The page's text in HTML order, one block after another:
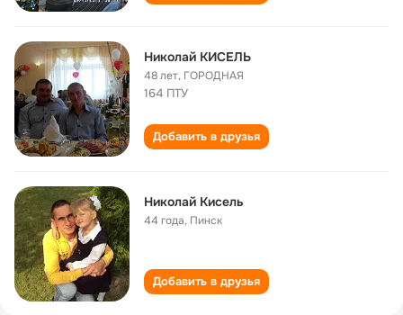
Николай КИСЕЛЬ
48 лет, ГОРОДНАЯ
164 ПТУ
Добавить в друзья
Николай Кисель
44 года, Пинск
Добавить в друзья